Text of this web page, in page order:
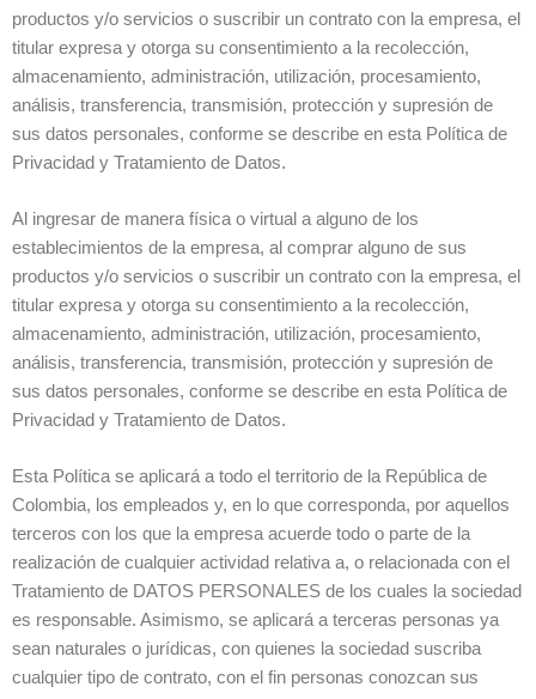
productos y/o servicios o suscribir un contrato con la empresa, el
titular expresa y otorga su consentimiento a la recolección,
almacenamiento, administración, utilización, procesamiento,
análisis, transferencia, transmisión, protección y supresión de
sus datos personales, conforme se describe en esta Política de
Privacidad y Tratamiento de Datos.
Al ingresar de manera física o virtual a alguno de los
establecimientos de la empresa, al comprar alguno de sus
productos y/o servicios o suscribir un contrato con la empresa, el
titular expresa y otorga su consentimiento a la recolección,
almacenamiento, administración, utilización, procesamiento,
análisis, transferencia, transmisión, protección y supresión de
sus datos personales, conforme se describe en esta Política de
Privacidad y Tratamiento de Datos.
Esta Política se aplicará a todo el territorio de la República de
Colombia, los empleados y, en lo que corresponda, por aquellos
terceros con los que la empresa acuerde todo o parte de la
realización de cualquier actividad relativa a, o relacionada con el
Tratamiento de DATOS PERSONALES de los cuales la sociedad
es responsable. Asimismo, se aplicará a terceras personas ya
sean naturales o jurídicas, con quienes la sociedad suscriba
cualquier tipo de contrato, con el fin personas conozcan sus